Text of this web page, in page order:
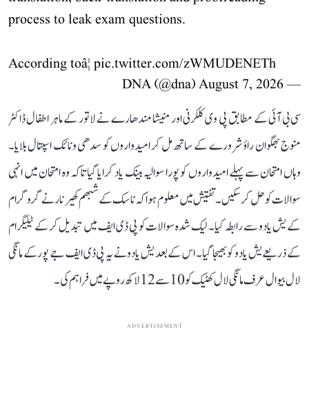
process to leak exam questions.
According toâ¦ pic.twitter.com/zWMUDENETh
— DNA (@dna)
August 7, 2026
سی بی آئی کے مطابق پی وی کلکرنی اور منیشا مندھارے نے لاتور کے ماہر اطفال ڈاکٹر
منوج بھگوان راؤ شرورے کے ساتھ مل کر امیدواروں کو سدھی ونائک اسپتال بلایا۔
وہاں امتحان سے پہلے امیدواروں کو پورا سوالیہ بینک یاد کرایا گیا تاکہ وہ امتحان میں انہی
سوالات کو حل کر سکیں۔ تفتیش میں معلوم ہوا کہ ناسک کے شبھم کھیرنار نے گروگرام
کے یش یادو سے رابطہ کیا۔ لیک شدہ سوالات کو پی ڈی ایف میں تبدیل کر کے ٹیلیگرام
کے ذریعے یش یادو کو بھیجا گیا۔ اس کے بعد یش یادو نے یہ پی ڈی ایف جے پور کے مانگی
لال بیوال عرف مانگی لال کھٹیک کو 10 سے 12 لاکھ روپے میں فراہم کی۔
ADVERTISEMENT